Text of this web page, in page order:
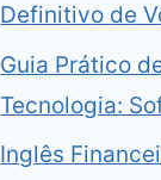
Definitivo de
Guia Prático
Tecnologia:
Inglês